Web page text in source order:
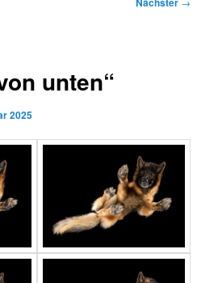
unten“
2025